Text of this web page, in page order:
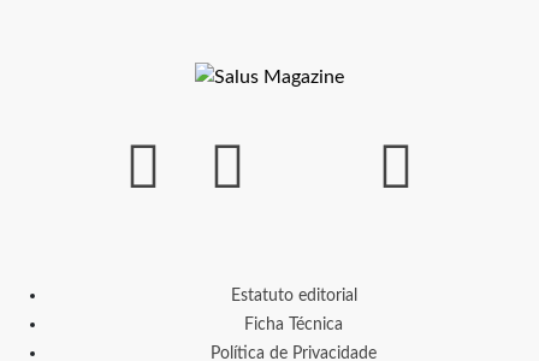
Estatuto editorial
Ficha Técnica
Política de Privacidade